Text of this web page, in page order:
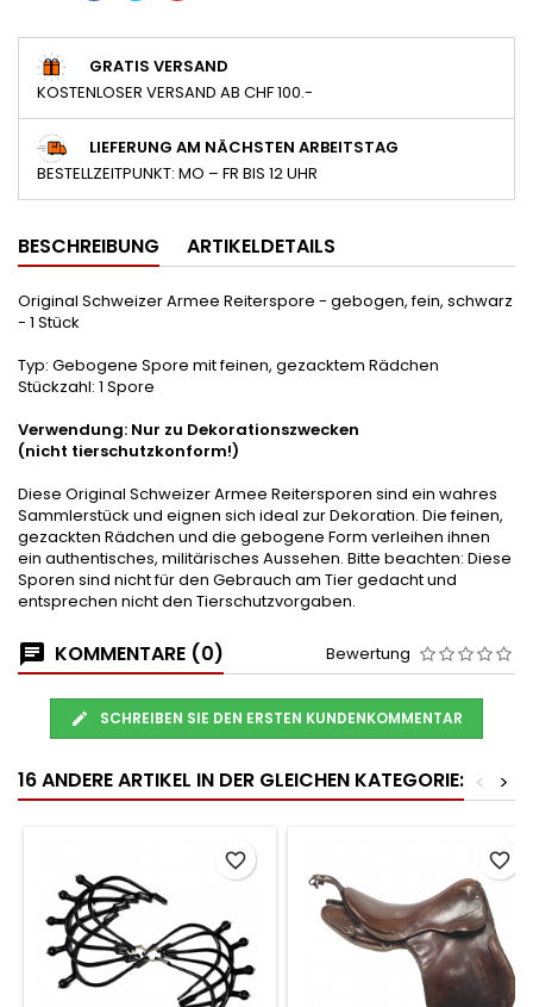
GRATIS VERSAND
KOSTENLOSER VERSAND AB CHF 100.-
LIEFERUNG AM NÄCHSTEN ARBEITSTAG
BESTELLZEITPUNKT: MO – FR BIS 12 UHR
BESCHREIBUNG ARTIKELDETAILS
Original Schweizer Armee Reiterspore - gebogen, fein, schwarz
- 1 Stück
Typ: Gebogene Spore mit feinen, gezacktem Rädchen
Stückzahl: 1 Spore
Verwendung: Nur zu Dekorationszwecken
(nicht tierschutzkonform!)
Diese Original Schweizer Armee Reitersporen sind ein wahres
Sammlerstück und eignen sich ideal zur Dekoration. Die feinen,
gezackten Rädchen und die gebogene Form verleihen ihnen
ein authentisches, militärisches Aussehen. Bitte beachten: Diese
Sporen sind nicht für den Gebrauch am Tier gedacht und
entsprechen nicht den Tierschutzvorgaben.
KOMMENTARE (0) Bewertung
SCHREIBEN SIE DEN ERSTEN KUNDENKOMMENTAR
16 ANDERE ARTIKEL IN DER GLEICHEN KATEGORIE: >
<
favorite_border favorite_border